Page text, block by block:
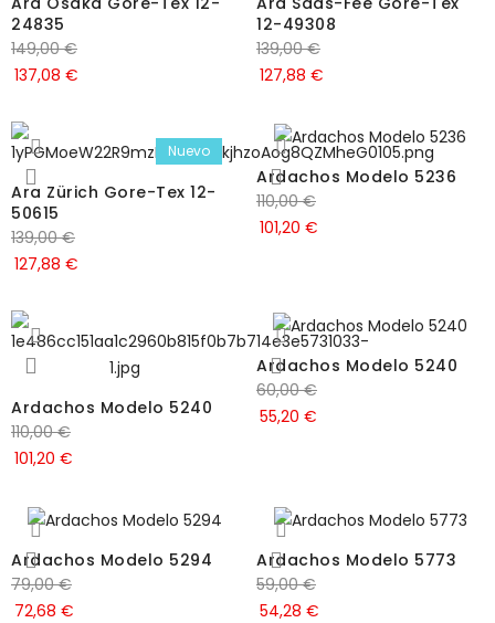
24835
149,00€
137,08 €
12-49308
139,00€
127,88 €
Nuevo
Ara Zürich Gore-Tex 12-
50615
139,00€
127,88 €
Ardachos Modelo 5236
110,00€
101,20 €
Ardachos Modelo 5240
110,00€
101,20 €
Ardachos Modelo 5240
60,00€
55,20 €
Ardachos Modelo 5294
79,00€
72,68 €
Ardachos Modelo 5773
59,00€
54,28 €